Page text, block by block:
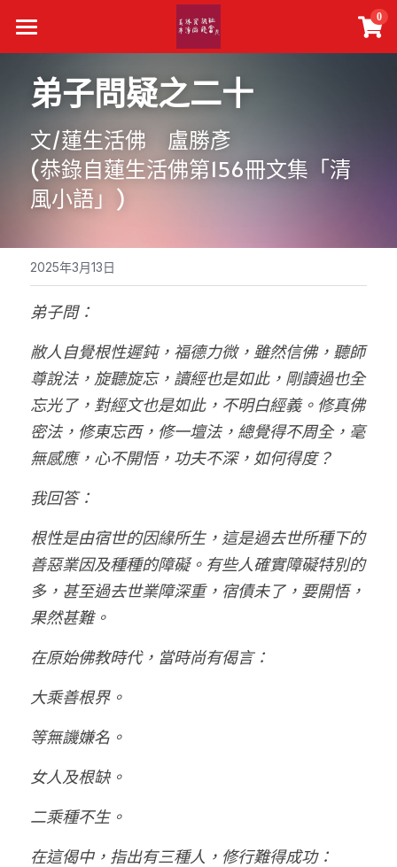
0
真佛報下載
最新活動
精選文章
聯絡我們
搜索
弟子問疑之二十
文/蓮生活佛　盧勝彥
(恭錄自蓮生活佛第156冊文集「清
風小語」)
2025年3月13日
弟子問：
敝人自覺根性遲鈍，福德力微，雖然信佛，聽師
尊說法，旋聽旋忘，讀經也是如此，剛讀過也全
忘光了，對經文也是如此，不明白經義。修真佛
密法，修東忘西，修一壇法，總覺得不周全，毫
無感應，心不開悟，功夫不深，如何得度？
我回答：
根性是由宿世的因緣所生，這是過去世所種下的
善惡業因及種種的障礙。有些人確實障礙特別的
多，甚至過去世業障深重，宿債未了，要開悟，
果然甚難。
在原始佛教時代，當時尚有偈言：
大乘善根界。
等無譏嫌名。
女人及根缺。
二乘種不生。
在這偈中，指出有三種人，修行難得成功：
×
商品分類
所有商品分類